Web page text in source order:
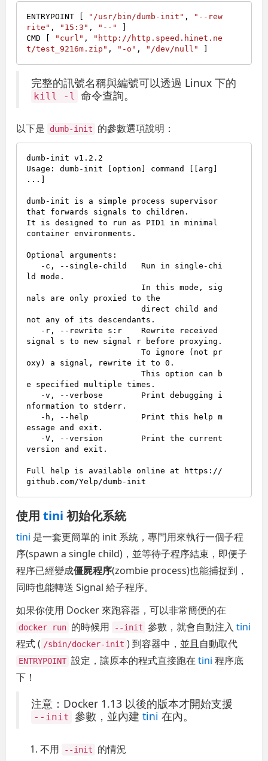
ENTRYPOINT [ "/usr/bin/dumb-init" ,
"--rew
rite" , "15:3" , "--"
]
CMD [
"curl" ,
"http://http.speed.hinet.ne
t/test_9216m.zip" , "-o" , "/dev/null"
完整的訊號名稱與編號可以透過 Linux 下的
kill -l 命令查詢。
以下是 dumb-init 的參數選項說明：
dumb-init v1.2.2
Usage: dumb-init [option] command [[arg]
...]
dumb-init is a simple process supervisor
that forwards signals to children.
It is designed to run as PID1 in minimal
container environments.
Optional arguments:
ld mode.
nals are only proxied to the
                        direct child and
not any of its descendants.
signal s to new signal r before proxying.
                        To ignore (not pr
oxy) a signal, rewrite it to 0.
                        This option can b
e specified multiple times.
nformation to stderr.
essage and exit.
version and exit.
Full help is available online at https://
使用tini 初始化系統
tini 是一套更簡單的 init 系統，專門用來執行一個子程
序(spawn a single child)，並等待子程序結束，即便子
程序已經變成僵屍程序(zombie process)也能捕捉到，
同時也能轉送 Signal 給子程序。
如果你使用 Docker 來跑容器，可以非常簡便的在
docker run 的時候用 --init 參數，就會自動注入tini
程式 ( /sbin/docker-init ) 到容器中，並且自動取代
ENTRYPOINT 設定，讓原本的程式直接跑在tini 程序底
下！
注意：Docker 1.13 以後的版本才開始支援
--init 參數，並內建tini 在內。
不用 --init 的情況